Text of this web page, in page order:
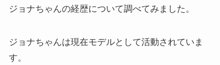
ジョナちゃんの経歴について調べてみました。
ジョナちゃんは現在モデルとして活動されていま
す。